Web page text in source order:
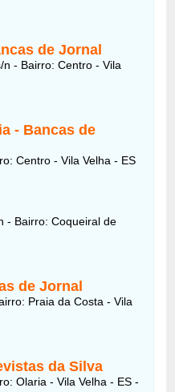
de Jornal
- Bairro: Centro - Vila
- Bancas de
Centro - Vila Velha - ES
- Bairro: Coqueiral de
de Jornal
Praia da Costa - Vila
da Silva
Olaria - Vila Velha - ES -